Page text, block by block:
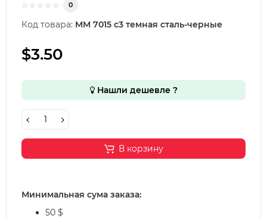
0
Код товара: MM 7015 с3 темная сталь-черные
$3.50
Нашли дешевле ?
В корзину
Минимальная сума заказа:
50 $